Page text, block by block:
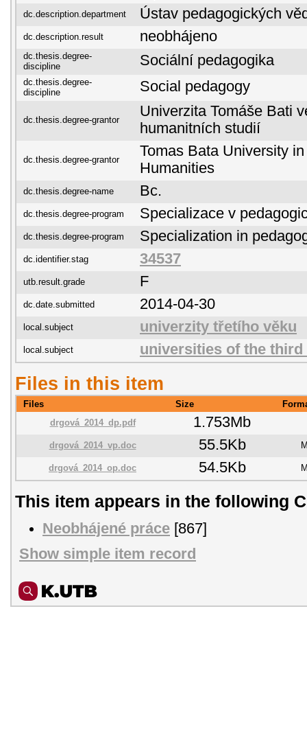
dc.description.department Ústav pedagogických
dc.description.result neobhájeno
dc.thesis.degree-
discipline
Sociální pedagogika
dc.thesis.degree-
discipline
Social pedagogy
dc.thesis.degree-grantor
Univerzita Tomáše Bati
humanitních studií
dc.thesis.degree-grantor
Tomas Bata University
Humanities
dc.thesis.degree-name Bc.
dc.thesis.degree-program Specializace v
dc.thesis.degree-program Specialization in
dc.identifier.stag 34537
utb.result.grade F
dc.date.submitted 2014-04-30
local.subject univerzity třetího věku
local.subject universities of the third
Files in this item
Files Size
drgová_2014_dp.pdf
1.753Mb
drgová_2014_vp.doc 55.5Kb
drgová_2014_op.doc 54.5Kb
This item appears in the following
Neobhájené práce [867]
Show simple item record